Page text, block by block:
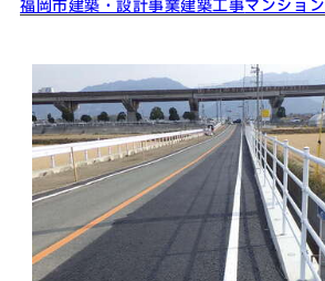
福岡市建築・設計事業建築工事マンション